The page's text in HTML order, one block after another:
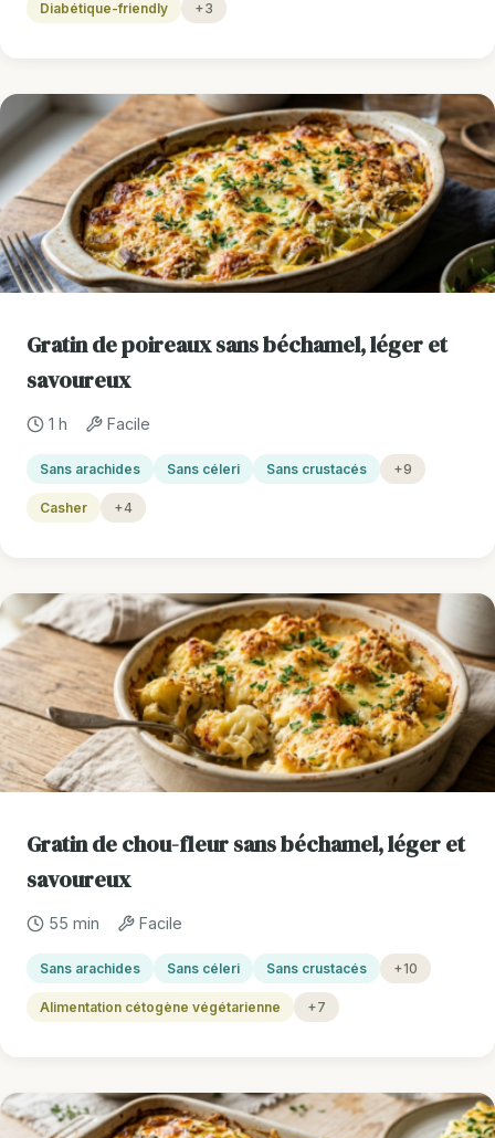
Diabétique-friendly +3
Gratin de poireaux sans béchamel, léger et
savoureux
1 h Facile
Sans arachides Sans céleri Sans crustacés +9
Casher +4
Gratin de chou-fleur sans béchamel, léger et
savoureux
55 min Facile
Sans arachides Sans céleri Sans crustacés +10
Alimentation cétogène végétarienne +7